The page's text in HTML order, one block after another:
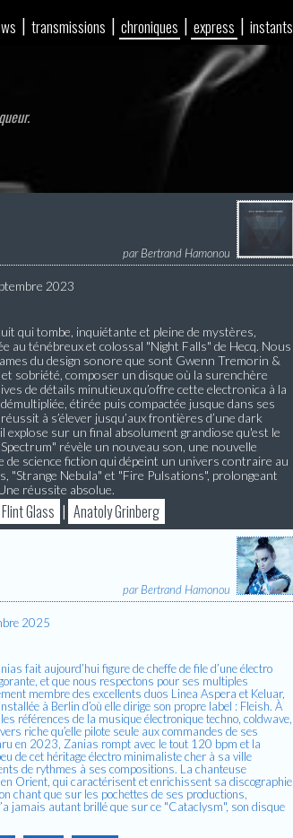
| transmissions | chroniques | express | instants
parBertrand Hamonou
2023
qui tombe, inquiétante et pleine de mystères,
au ténébreux et colossal "Night Falls" de Hecq. Nous
du design sonore que sont Gwenn Tremorin &
sobriété, composer un disque où la surenchère
de détails minutieux qu’offre cette electronica à la
étirée puis compactée jusque dans ses
à s’élever jusqu’aux frontières d’une dark
sur un final absolument grandiose qu'est le
révèle un nouveau son, une nouvelle
science fiction qui dépeint un univers contraire au
"Strange Nebula" et "Fire Pulsations", prolongeant
réussite absolue.
Flint Glass | Anatoly Grinberg
parBertrand Hamonou
2025
fait aujourd’hui figure de cheffe de file d’une électro
et que nous respectons pour ses multiples
membre des excellents duos Linea Aspera et Keluar,
à Berlin d’où elle dirige son propre label : Fleish. À
références de la musique électronique techno, coldwave,
riche qu’elle pilote seule aux commandes de ses
en 2023, Zanias rompt avec le tout 120 bpm et la
de cet héritage électro minimaliste cher à sa ville
de rythmes à ses compositions. La chanteuse
Orient, qui caractérisent et enrichissent sa discographie,
chant que sur les pochettes de ses productions,
jamais autant brillé que sur ce "Cataclysm", son disque